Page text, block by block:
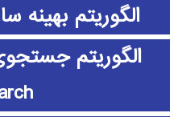
الگوریتم بهینه